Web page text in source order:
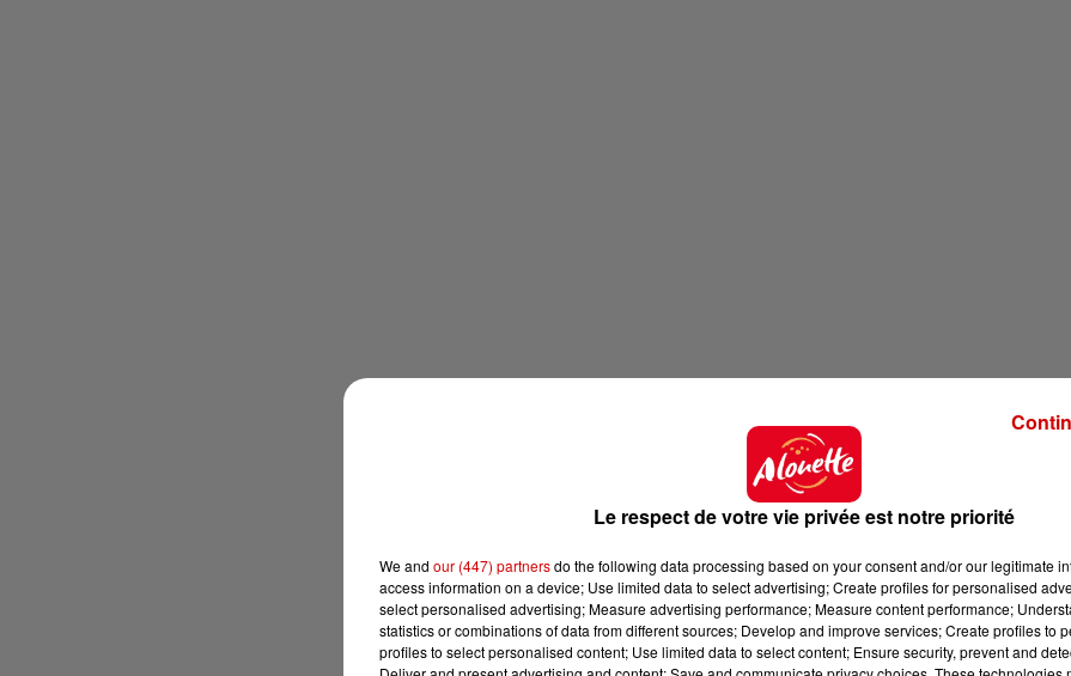
Le respect de votre vie privée est notre priorité
We and our (447) partnersdo the following data processing based on your consent and/or our legitimate
access information on a device; Use limited data to select advertising; Create profiles for personalised
select personalised advertising; Measure advertising performance; Measure content performance;
statistics or combinations of data from different sources; Develop and improve services; Create profiles to
profiles to select personalised content; Use limited data to select content; Ensure security, prevent and